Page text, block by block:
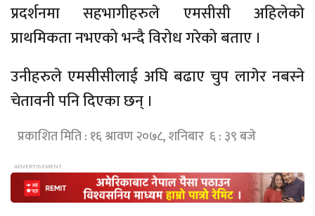
प्रदर्शनमा सहभागीहरुले एमसीसी अहिलेको
प्राथमिकता नभएको भन्दै विरोध गरेको बताए ।
उनीहरुले एमसीसीलाई अघि बढाए चुप लागेर नबस्ने
चेतावनी पनि दिएका छन् ।
प्रकाशित मिति : १६ श्रावण २०७८, शनिबार ६ : ३९ बजे